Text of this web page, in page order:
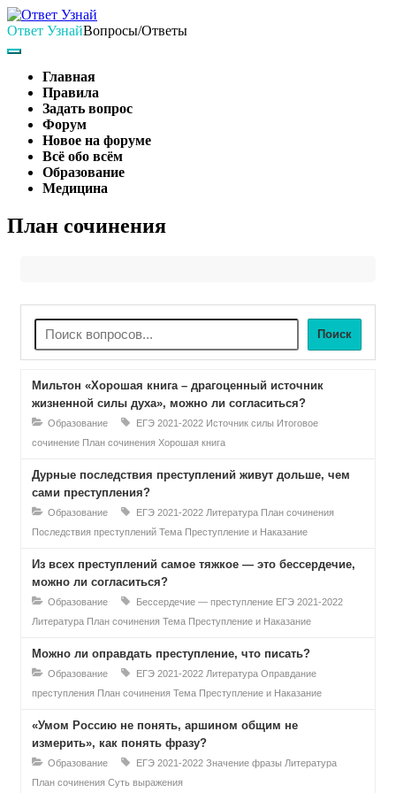
Skip
to
content
Ответ УзнайВопросы/Ответы
Search
Main
Navigation
Главная
Правила
Задать вопрос
Форум
Новое на форуме
Всё обо всём
Образование
Медицина
Search
План сочинения
Поиск
Мильтон «Хорошая книга – драгоценный источник
жизненной силы духа», можно ли согласиться?
Образование ЕГЭ 2021-2022 Источник силы Итоговое
сочинение План сочинения Хорошая книга
Дурные последствия преступлений живут дольше, чем
сами преступления?
Образование ЕГЭ 2021-2022 Литература План сочинения
Последствия преступлений Тема Преступление и Наказание
Из всех преступлений самое тяжкое — это бессердечие,
можно ли согласиться?
Образование Бессердечие — преступление ЕГЭ 2021-2022
Литература План сочинения Тема Преступление и Наказание
Можно ли оправдать преступление, что писать?
Образование ЕГЭ 2021-2022 Литература Оправдание
преступления План сочинения Тема Преступление и Наказание
«Умом Россию не понять, аршином общим не
измерить», как понять фразу?
Образование ЕГЭ 2021-2022 Значение фразы Литература
План сочинения Суть выражения